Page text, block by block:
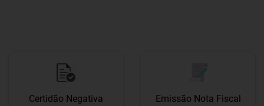
Certidão Negativa Emissão Nota Fiscal